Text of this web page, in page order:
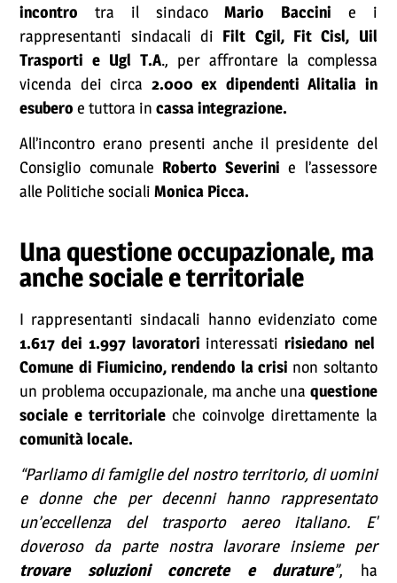
incontro tra il sindacoMario Baccini e i
rappresentanti sindacali di Filt Cgil, Fit Cisl, Uil
Trasporti e Ugl T.A., per affrontare la complessa
vicenda dei circa 2.000 ex dipendenti Alitalia in
esuberoe tuttora in cassa integrazione.
All’incontro erano presenti anche il presidente del
Consiglio comunale Roberto Severini e l’assessore
alle Politiche socialiMonica Picca.
Una questione occupazionale, ma
anche sociale e territoriale
I rappresentanti sindacali hanno evidenziato come
1.617 dei 1.997 lavoratori interessati risiedano nel
Comune di Fiumicino, rendendo la crisi non soltanto
un problema occupazionale, ma anche una questione
sociale e territoriale che coinvolge direttamente la
comunità locale.
“Parliamo di famiglie del nostro territorio, di uomini
e donne che per decenni hanno rappresentato
un’eccellenza del trasporto aereo italiano. E'
doveroso da parte nostra lavorare insieme per
trovare soluzioni concrete e durature”, ha